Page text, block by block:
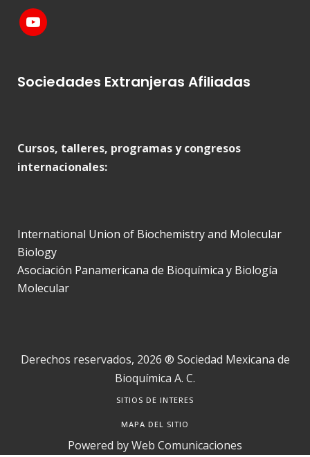
Sociedades Extranjeras Afiliadas
Cursos, talleres, programas y congresos
internacionales:
International Union of Biochemistry and Molecular
Biology
Asociación Panamericana de Bioquímica y Biología
Molecular
Derechos reservados, 2026 ® Sociedad Mexicana de
Bioquímica A. C.
SITIOS DE INTERES
MAPA DEL SITIO
Powered byWeb Comunicaciones